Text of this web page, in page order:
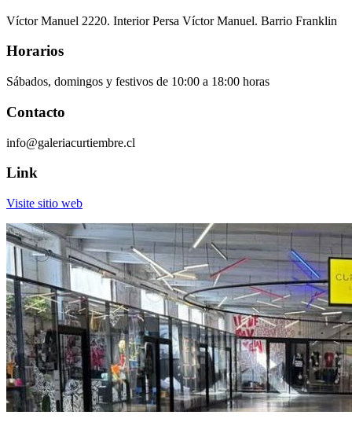
Víctor Manuel 2220. Interior Persa Víctor Manuel. Barrio Franklin
Horarios
Sábados, domingos y festivos de 10:00 a 18:00 horas
Contacto
info@galeriacurtiembre.cl
Link
Visite sitio web